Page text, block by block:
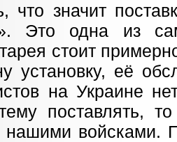
что значит
Это одна из
стоит
установку, её
на Украине
поставлять,
нашими войсками.